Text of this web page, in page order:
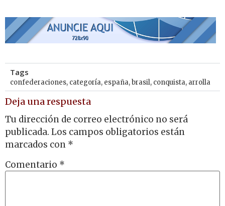
Tags
confederaciones, categoría, españa,brasil, conquista, arrolla
Deja una respuesta
Tu dirección de correo electrónico no será
publicada. Los campos obligatorios están
marcados con *
Comentario *